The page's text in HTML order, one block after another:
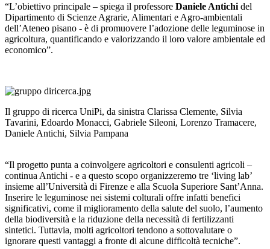
“L’obiettivo principale – spiega il professore Daniele Antichi del
Dipartimento di Scienze Agrarie, Alimentari e Agro-ambientali
dell’Ateneo pisano - è di promuovere l’adozione delle leguminose in
agricoltura, quantificando e valorizzando il loro valore ambientale ed
economico”.
Il gruppo di ricerca UniPi, da sinistra Clarissa Clemente, Silvia
Tavarini, Edoardo Monacci, Gabriele Sileoni, Lorenzo Tramacere,
Daniele Antichi, Silvia Pampana
“Il progetto punta a coinvolgere agricoltori e consulenti agricoli –
continua Antichi - e a questo scopo organizzeremo tre ‘living lab’
insieme all’Università di Firenze e alla Scuola Superiore Sant’Anna.
Inserire le leguminose nei sistemi colturali offre infatti benefici
significativi, come il miglioramento della salute del suolo, l’aumento
della biodiversità e la riduzione della necessità di fertilizzanti
sintetici. Tuttavia, molti agricoltori tendono a sottovalutare o
ignorare questi vantaggi a fronte di alcune difficoltà tecniche”.